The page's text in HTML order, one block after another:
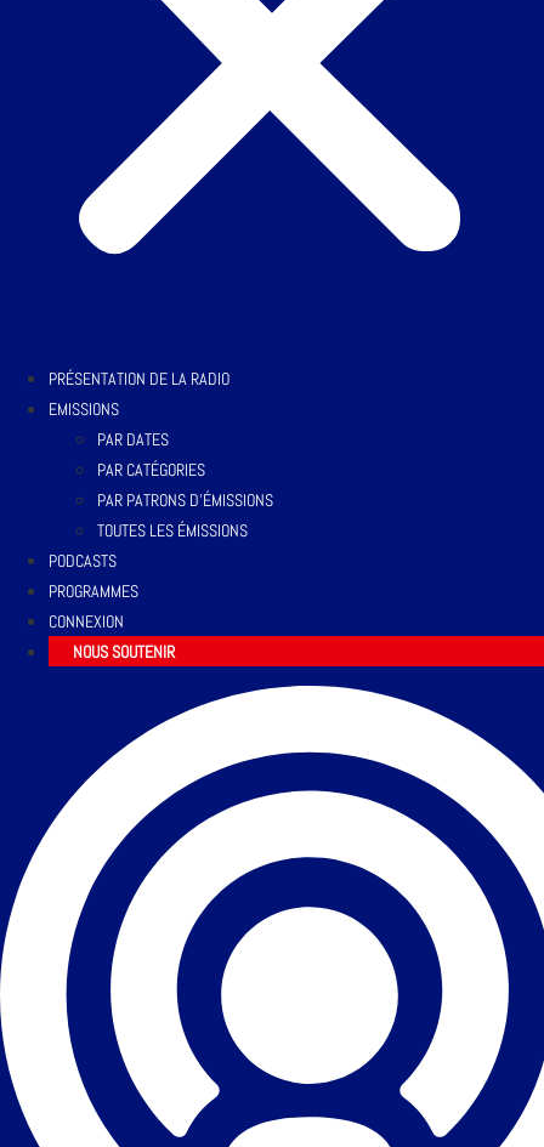
PRÉSENTATION DE LA RADIO
EMISSIONS
PAR DATES
PAR CATÉGORIES
PAR PATRONS D’ÉMISSIONS
TOUTES LES ÉMISSIONS
PODCASTS
PROGRAMMES
CONNEXION
NOUS SOUTENIR